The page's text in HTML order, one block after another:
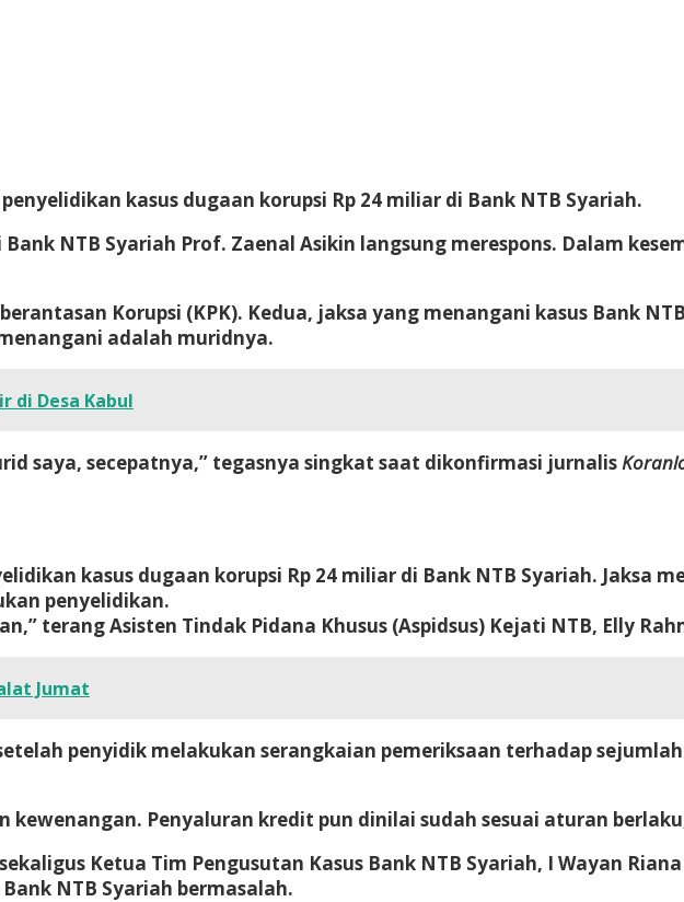
kasus dugaan korupsi Rp 24 miliar di Bank NTB Syariah.
NTB Syariah Prof. Zaenal Asikin langsung merespons. Dalam
Korupsi (KPK). Kedua, jaksa yang menangani kasus Bank
adalah muridnya.
di Desa Kabul
saya, secepatnya,” tegasnya singkat saat dikonfirmasi jurnalis
kasus dugaan korupsi Rp 24 miliar di Bank NTB Syariah. Jaksa
penyelidikan.
terang Asisten Tindak Pidana Khusus (Aspidsus) Kejati NTB, Elly
Jumat
penyidik melakukan serangkaian pemeriksaan terhadap
Penyaluran kredit pun dinilai sudah sesuai aturan
Ketua Tim Pengusutan Kasus Bank NTB Syariah, I Wayan
NTB Syariah bermasalah.